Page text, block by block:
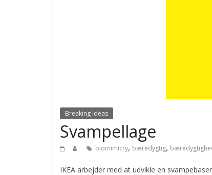
Breaking Ideas
Svampellage
biomimicry, bæredygtig,
IKEA arbejder med at udvikle en